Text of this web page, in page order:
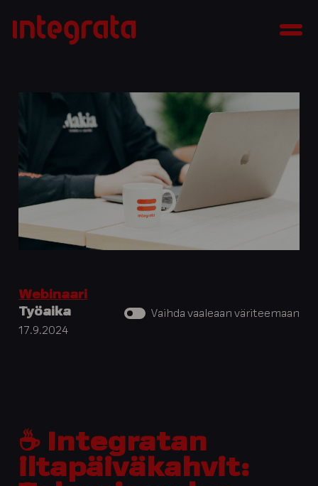
sisältöön
Integrata
Webinaari
Työaika
17.9.2024
Vaihda vaaleaan väriteemaan
☕️ Integratan
iltapäiväkahvit: